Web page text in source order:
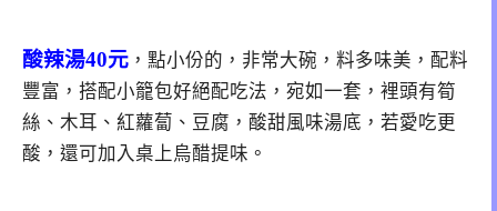
酸辣湯40元 ，點小份的，非常大碗，料多味美，配料
豐富，搭配小籠包好絕配吃法，宛如一套，裡頭有筍
絲、木耳、紅蘿蔔、豆腐，酸甜風味湯底，若愛吃更
酸，還可加入桌上烏醋提味。